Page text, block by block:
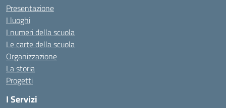
Presentazione
I luoghi
I numeri della scuola
Le carte della scuola
Organizzazione
La storia
Progetti
I Servizi